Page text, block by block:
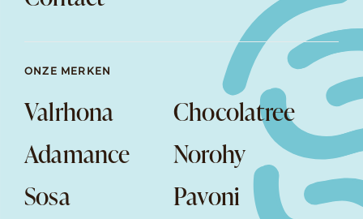
ONZE MERKEN
Valrhona
Chocolatree
Adamance
Norohy
Sosa
Pavoni